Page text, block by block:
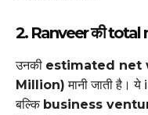
2. Ranveer की total
उनकी estimated net
Million) मानी जाती है।
बल्कि business